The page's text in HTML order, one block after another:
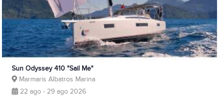
Sun Odyssey 410 "Sail Me"
Marmaris Albatros Marina
22 ago - 29 ago 2026